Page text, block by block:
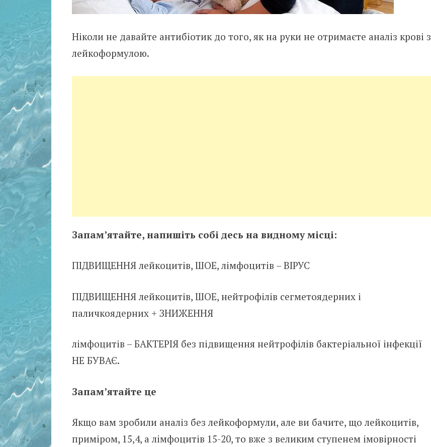
Ніколи не давайте антибіотик до того, як на руки не отримаєте аналіз крові з
лейкоформулою.
Запам’ятайте, напишіть собі десь на видному місці:
ПІДВИЩЕННЯ лейкоцитів, ШОЕ, лімфоцитів – ВІРУС
ПІДВИЩЕННЯ лейкоцитів, ШОЕ, нейтрофілів сегметоядерних і
паличкоядерних + ЗНИЖЕННЯ
лімфоцитів – БАКТЕРІЯ без підвищення нейтрофілів бактеріальної інфекції
НЕ БУВАЄ.
Запам’ятайте це
Якщо вам зробили аналіз без лейкоформули, але ви бачите, що лейкоцитів,
приміром, 15,4, а лімфоцитів 15-20, то вже з великим ступенем імовірності